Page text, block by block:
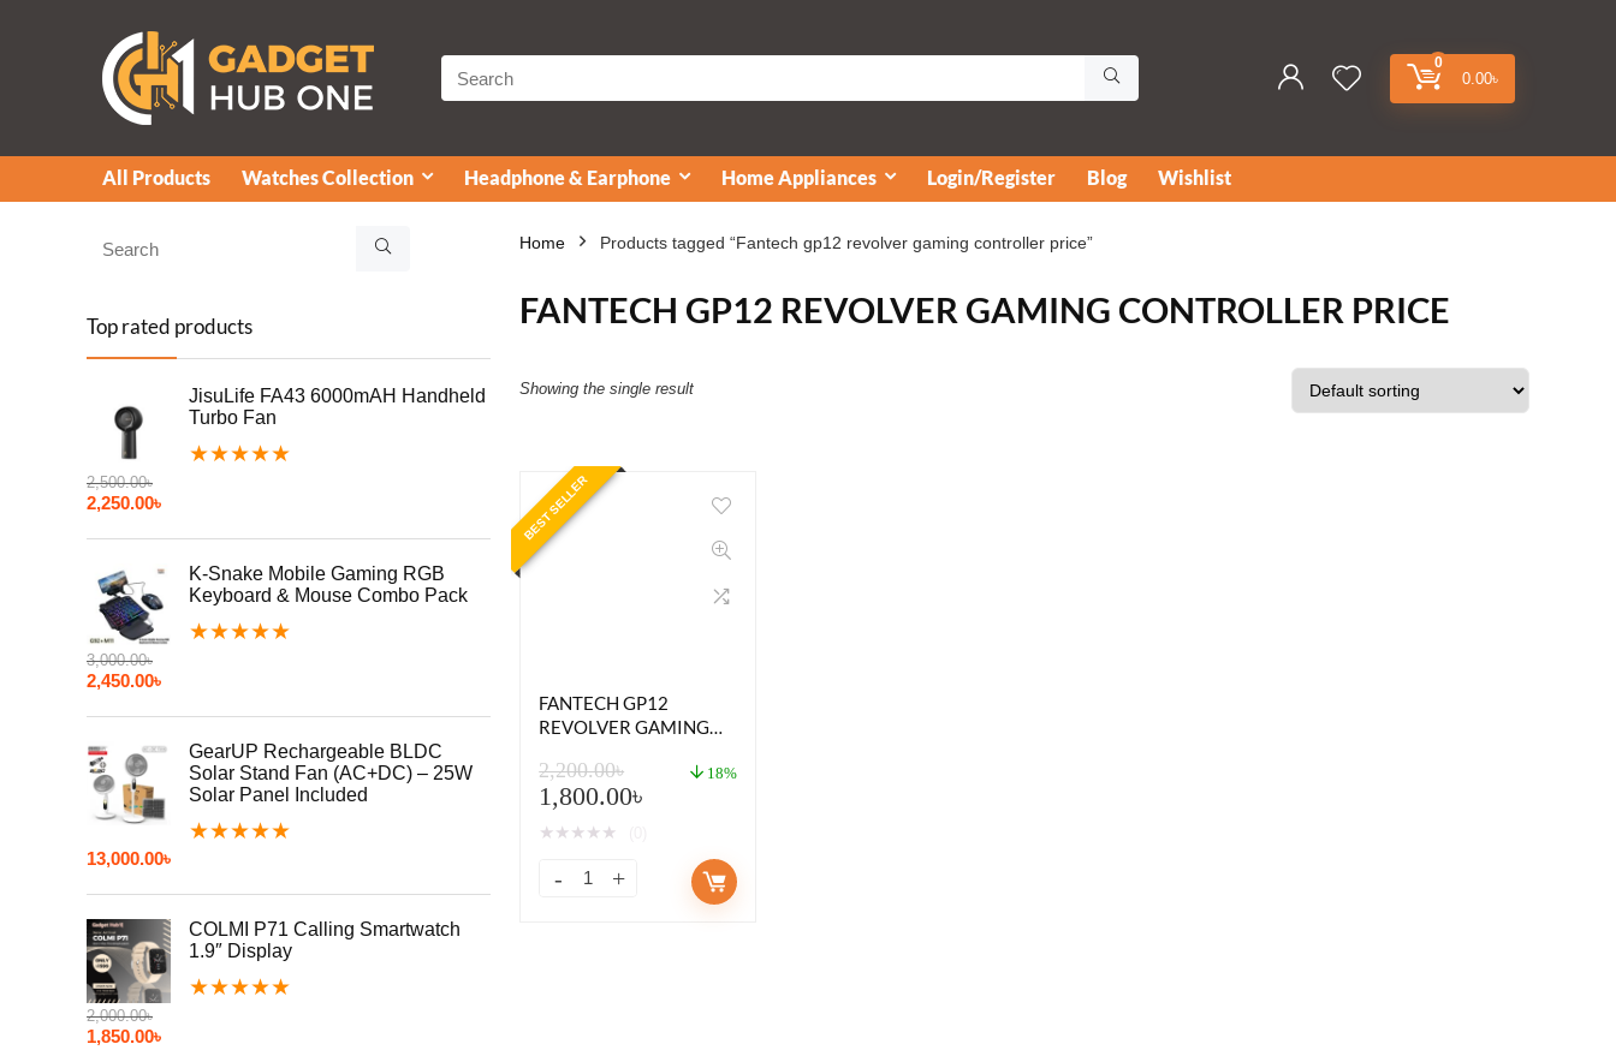
0
0.00৳
All Products Watches Collection Headphone & Earphone Home Appliances Login/Register Blog Wishlist
Top rated products
JisuLife FA43 6000mAH Handheld
Turbo Fan
★★★★★
2,500.00৳
2,250.00৳
K-Snake Mobile Gaming RGB
Keyboard & Mouse Combo Pack
★★★★★
3,000.00৳
2,450.00৳
GearUP Rechargeable BLDC
Solar Stand Fan (AC+DC) – 25W
Solar Panel Included
★★★★★
13,000.00৳
COLMI P71 Calling Smartwatch
1.9″ Display
★★★★★
2,000.00৳
1,850.00৳
Home Products tagged “Fantech gp12 revolver gaming controller price”
FANTECH GP12 REVOLVER GAMING CONTROLLER PRICE
Showing the single result
BEST SELLER
FANTECH GP12
REVOLVER GAMING
2,200.00৳
1,800.00৳
18%
★ ★ ★ ★ ★